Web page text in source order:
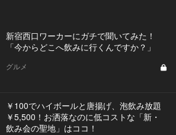
新宿西口ワーカーにガチで聞いてみた！
「今からどこへ飲みに行くんですか？」
グルメ
￥100でハイボールと唐揚げ、泡飲み放題
￥5,500！お洒落なのに低コストな「新・
飲み会の聖地」はココ！